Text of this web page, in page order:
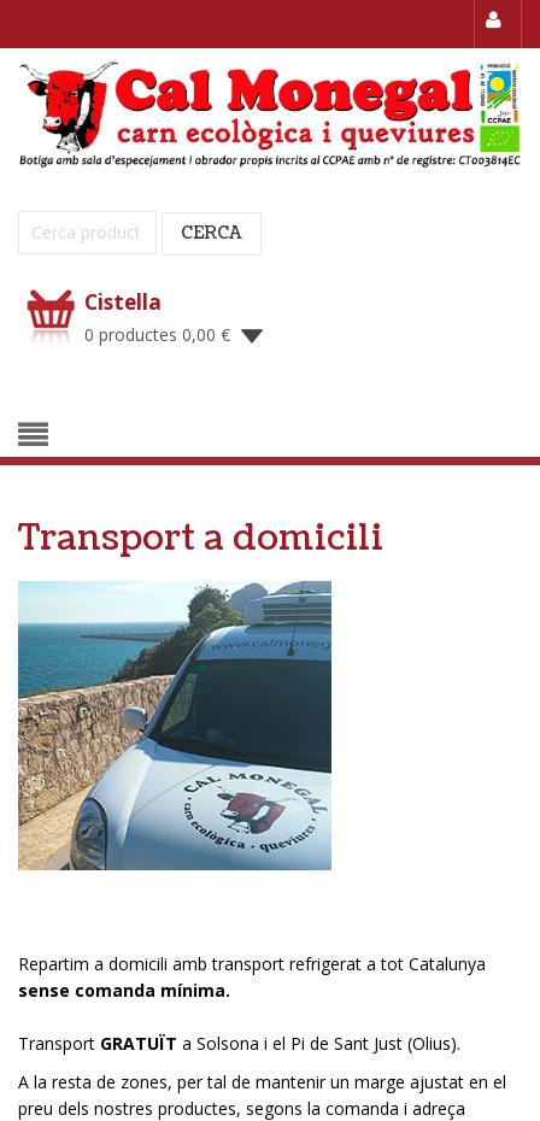
Cerca: CERCA
Cistella
0 productes 0,00 €
Transport a domicili
Repartim a domicili amb transport refrigerat a tot Catalunya
sense comanda mínima.
Transport GRATUÏT a Solsona i el Pi de Sant Just (Olius).
A la resta de zones, per tal de mantenir un marge ajustat en el
preu dels nostres productes, segons la comanda i adreça